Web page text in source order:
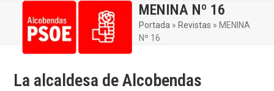
contentmobile
menu
mobile
menu
MENINA Nº 16
Portada » Revistas » MENINA
Nº 16
La alcaldesa de Alcobendas